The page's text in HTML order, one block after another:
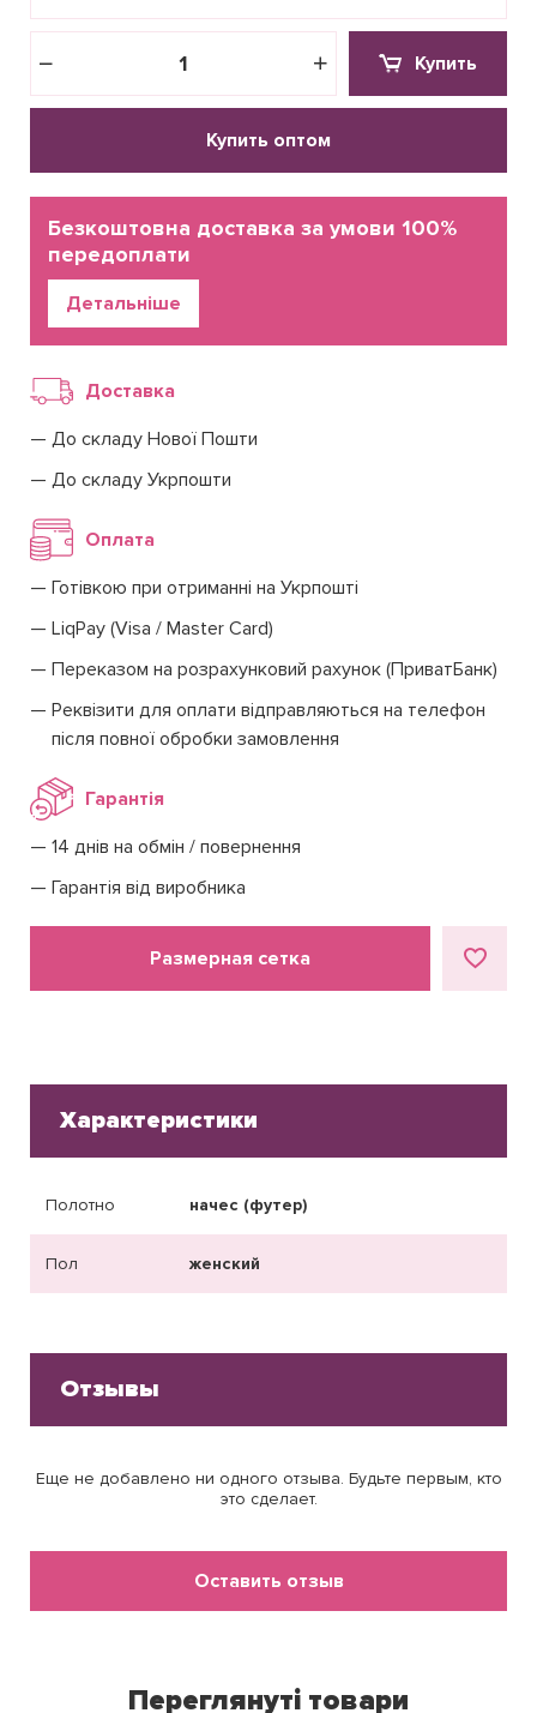
Купить
Купить оптом
Детальніше
Безкоштовна доставка за умови 100%
передоплати
Доставка
До складу Нової Пошти
До складу Укрпошти
Оплата
Готівкою при отриманні на Укрпошті
LiqPay (Visa / Master Card)
Переказом на розрахунковий рахунок (ПриватБанк)
Реквізити для оплати відправляються на телефон
після повної обробки замовлення
Гарантія
14 днів на обмін / повернення
Гарантія від виробника
Размерная сетка
Характеристики
Полотно начес (футер)
Пол женский
Отзывы
Еще не добавлено ни одного отзыва. Будьте первым, кто
это сделает.
Оставить отзыв
Переглянуті товари